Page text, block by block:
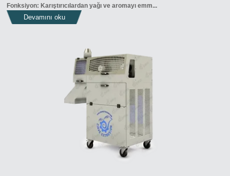
Fonksiyon: Karıştırıcılardan yağı ve aromayı emm...
Devamını oku